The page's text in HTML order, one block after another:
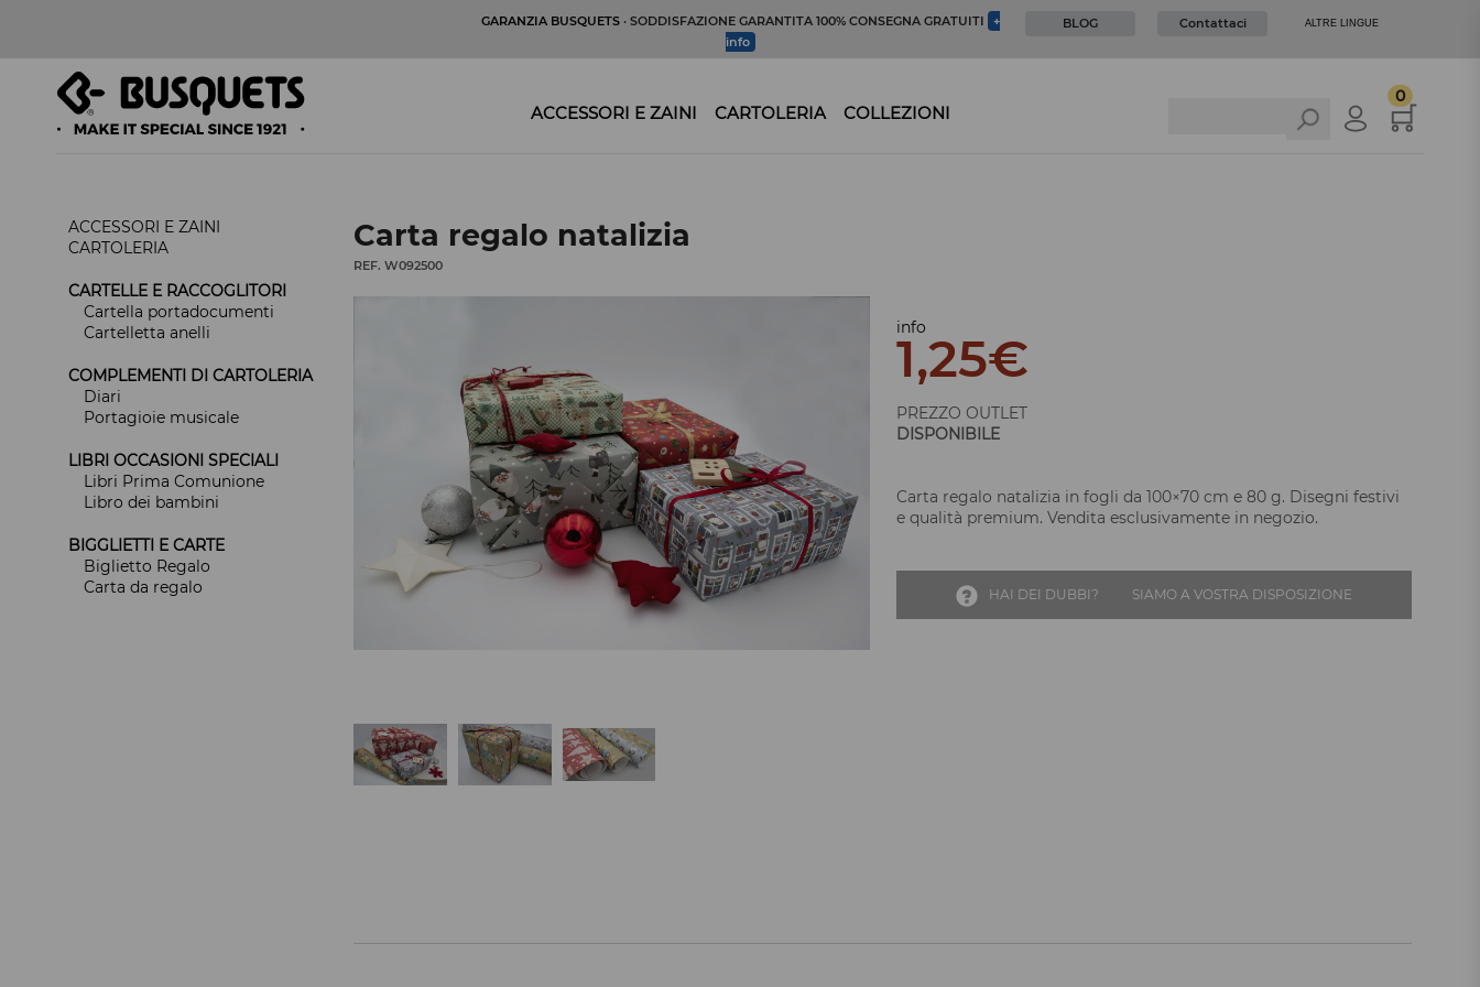
GARANZIA BUSQUETS· SODDISFAZIONE GARANTITA 100% CONSEGNA GRATUITI
+
info
BLOG Contattaci ALTRE LINGUE
ACCESSORI E ZAINI CARTOLERIA COLLEZIONI
0
ACCESSORI E ZAINI
CARTOLERIA
CARTELLE E RACCOGLITORI
Cartella portadocumenti
Cartelletta anelli
COMPLEMENTI DI CARTOLERIA
Diari
Portagioie musicale
LIBRI OCCASIONI SPECIALI
Libri Prima Comunione
Libro dei bambini
BIGGLIETTI E CARTE
Biglietto Regalo
Carta da regalo
Carta regalo natalizia
REF. W092500
info
1,25€
PREZZO OUTLET
DISPONIBILE
Carta regalo natalizia in fogli da 100×70 cm e 80 g. Disegni festivi
e qualità premium. Vendita esclusivamente in negozio.
HAI DEI DUBBI? SIAMO A VOSTRA DISPOSIZIONE